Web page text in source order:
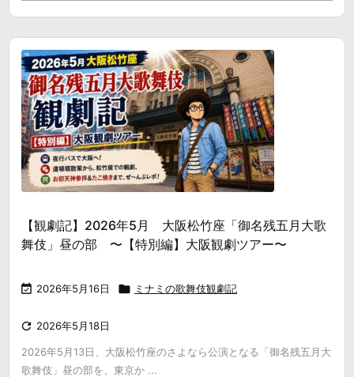
【観劇記】2026年5月 大阪松竹座「御名残五月大歌
舞伎」昼の部 〜【特別編】大阪観劇ツアー〜
 2026年5月16日  ミナミの歌舞伎観劇記
 2026年5月18日
2026年5月13日、大阪松竹座のさよなら公演となる「御名残五月大
歌舞伎」昼の部を、東京か ...